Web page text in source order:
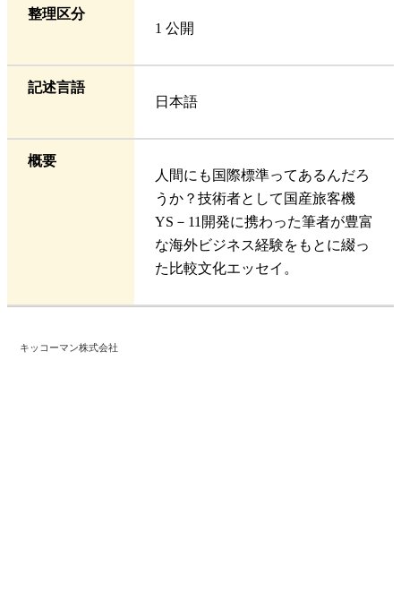
整理区分
1 公開
記述言語
日本語
概要
人間にも国際標準ってあるんだろ
うか？技術者として国産旅客機
YS－11開発に携わった筆者が豊富
な海外ビジネス経験をもとに綴っ
た比較文化エッセイ。
キッコーマン株式会社